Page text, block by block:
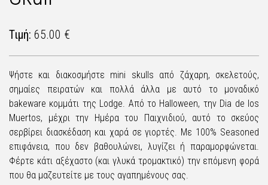
Τιμή: 65.00 €
Ψήστε και διακοσμήστε mini skulls από ζάχαρη, σκελετούς,
σημαίες πειρατών και πολλά άλλα με αυτό το μοναδικό
bakeware κομμάτι της Lodge. Από το Halloween, την Dia de los
Muertos, μέχρι την Ημέρα του Παιχνιδιού, αυτό το σκεύος
σερβίρει διασκέδαση και χαρά σε γιορτές. Με 100% Seasoned
επιφάνεια, που δεν βαθουλώνει, λυγίζει ή παραμορφώνεται.
Φέρτε κάτι αξέχαστο (και γλυκά τρομακτικό) την επόμενη φορά
που θα μαζευτείτε με τους αγαπημένους σας.